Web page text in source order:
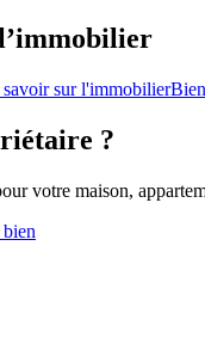
savoir sur l'immobilier
?
votre maison,